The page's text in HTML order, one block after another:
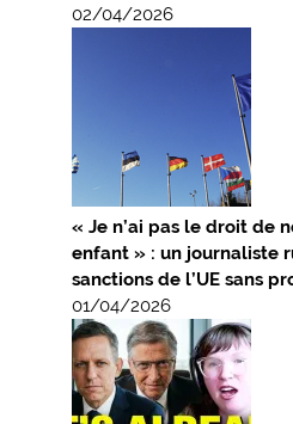
02/04/2026
« Je n’ai pas le droit de
enfant » : un journaliste
sanctions de l’UE sans
01/04/2026